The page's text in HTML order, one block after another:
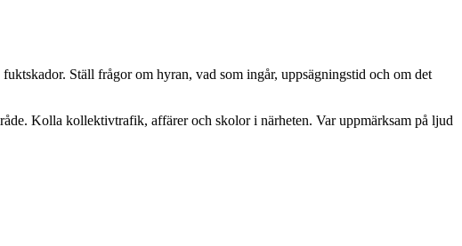
Ställ frågor om hyran, vad som ingår, uppsägningstid och om det
Kolla kollektivtrafik, affärer och skolor i närheten. Var uppmärksam på ljud